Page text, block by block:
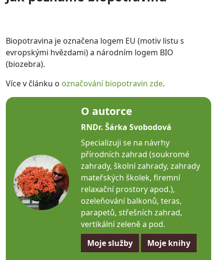
Biopotravina je označena logem EU (motiv listu s
evropskými hvězdami) a národním logem BIO
(biozebra).
Více v článku o označování biopotravin zde.
O autorce
RNDr. Šárka Svobodová
Specializuji se na návrhy
přírodních zahrad (soukromé
zahrady, školní zahrady, zahrady
mateřských školek, firemní
relaxační prostory apod.),
ozeleňování balkonů, teras,
parapetů, střešních zahrad,
vertikální zeleně a pod.
Moje služby
Moje knihy